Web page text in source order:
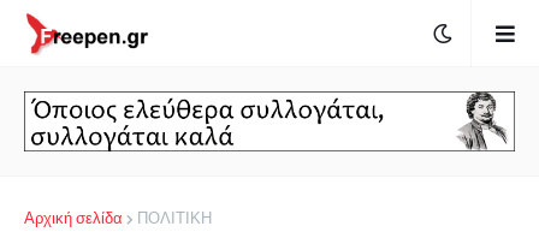
Αρχική σελίδα ΠΟΛΙΤΙΚΗ